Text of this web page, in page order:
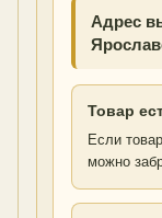
Адрес
Товар
Если
можно